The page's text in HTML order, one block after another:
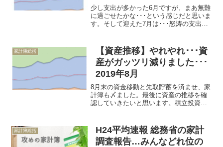
少し支出が多かった6月ですが、まあ無難
に過ごせたかな･･･という感じだと思いま
す。そして迎えた7月は･･･怒涛の支出ラ
家計簿総括
【資産推移】やれやれ･･･資
産がガッツリ減りました･･･
2019年8月
8月末の資金移動と先取貯蓄を済ませ、家
計簿も〆ました。最後に資産の推移を確
認していきたいと思います。積立投資の
家計簿総括
H24平均速報 総務省の家計
調査報告…みんなどれ位の